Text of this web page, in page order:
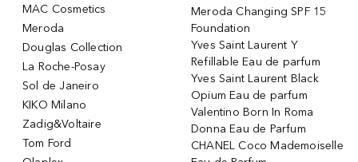
MAC Cosmetics
Meroda
Douglas Collection
La Roche-Posay
Sol de Janeiro
KIKO Milano
Zadig&Voltaire
Tom Ford
Meroda Changing SPF 15
Foundation
Yves Saint Laurent Y
Refillable Eau de parfum
Yves Saint Laurent Black
Opium Eau de parfum
Valentino Born In Roma
Donna Eau de Parfum
CHANEL Coco Mademoiselle